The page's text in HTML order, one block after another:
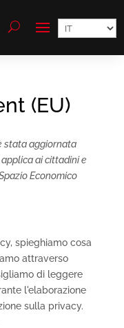
Scegli
una
lingua
(EU)
stata aggiornata
ai cittadini e
Economico
spieghiamo cosa
attraverso
di leggere
l'elaborazione
sulla privacy.